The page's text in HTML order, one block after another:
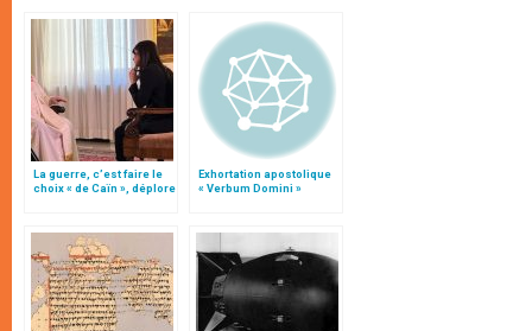
La guerre, c’est faire le
choix « de Caïn », déplore
Exhortation apostolique
« Verbum Domini »